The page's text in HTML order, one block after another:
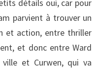
détails oui, car pour
parvient à trouver un
et action, entre thriller
et donc entre Ward
et Curwen, qui va